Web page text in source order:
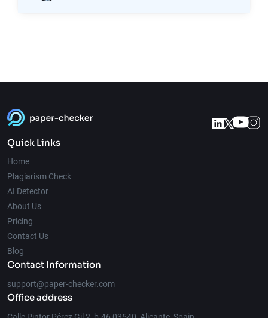
Quick Links
Home
Plagiarism Check
AI Detector
About Us
Pricing
Contact Us
Blog
Contact Information
support@paper-checker.com
Office address